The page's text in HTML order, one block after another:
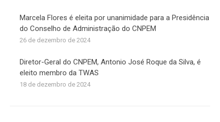
Marcela Flores é eleita por unanimidade para a Presidência
do Conselho de Administração do CNPEM
26 de dezembro de 2024
Diretor-Geral do CNPEM, Antonio José Roque da Silva, é
eleito membro da TWAS
18 de dezembro de 2024